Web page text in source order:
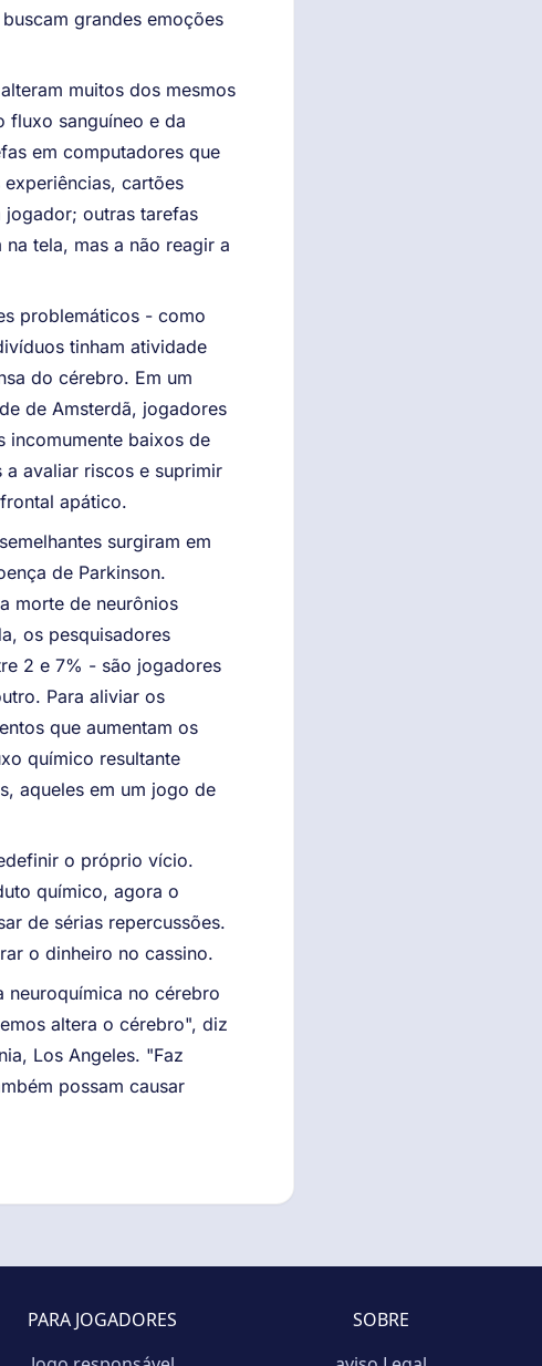
grandes emoções
muitos dos mesmos
fluxo sanguíneo e da
em computadores que
cartões
jogador; outras tarefas
tela, mas a não reagir a
problemáticos - como
tinham atividade
do cérebro. Em um
de Amsterdã, jogadores
incomumente baixos de
avaliar riscos e suprimir
apático.
surgiram em
de Parkinson.
morte de neurônios
os pesquisadores
2 e 7% - são jogadores
Para aliviar os
que aumentam os
químico resultante
aqueles em um jogo de
o próprio vício.
químico, agora o
de sérias repercussões.
o dinheiro no cassino.
neuroquímica no cérebro
altera o cérebro", diz
Los Angeles. "Faz
possam causar
PARA JOGADORES
SOBRE